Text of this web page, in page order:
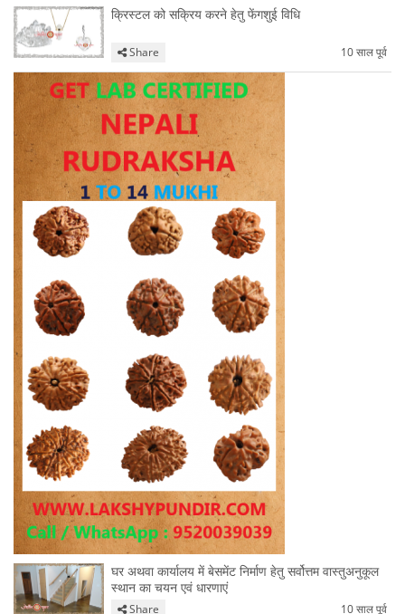
क्रिस्टल को सक्रिय करने हेतु फेंगशुई विधि
Share 10 साल पूर्व
घर अथवा कार्यालय में बेसमेंट निर्माण हेतु सर्वोत्तम वास्तुअनुकूल
स्थान का चयन एवं धारणाएं
Share 10 साल पूर्व